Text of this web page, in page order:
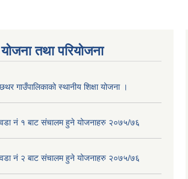
योजना तथा परियोजना
छथर गाउँपालिकाको स्थानीय शिक्षा योजना ।
वडा नं १ बाट संचालम हुने योजनाहरु २०७५/७६
वडा नं २ बाट संचालम हुने योजनाहरु २०७५/७६